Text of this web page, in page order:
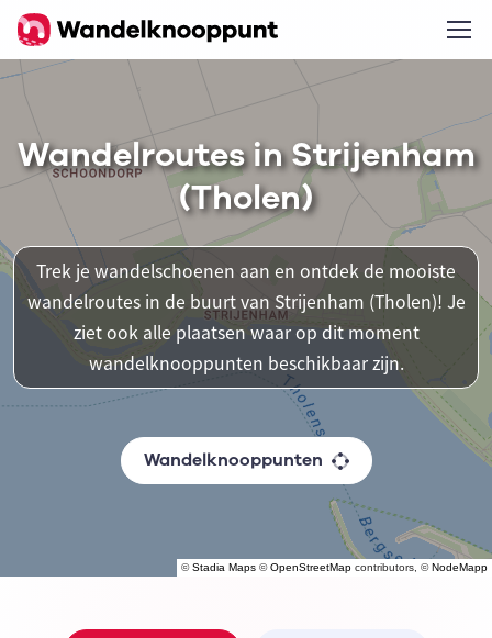
©Stadia Maps ©OpenStreetMap contributors, ©NodeMapp
Wandelroutes in Strijenham
(Tholen)
Trek je wandelschoenen aan en ontdek de mooiste
wandelroutes in de buurt van Strijenham (Tholen)! Je
ziet ook alle plaatsen waar op dit moment
wandelknooppunten beschikbaar zijn.
Wandelknooppunten